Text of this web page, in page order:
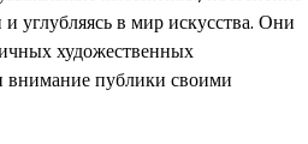
углубляясь в мир искусства. Они
художественных
внимание публики своими